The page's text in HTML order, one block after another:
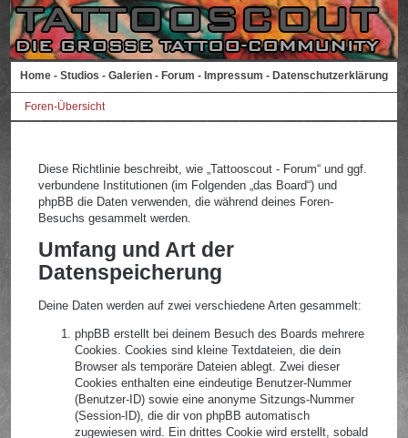
Home - Studios - Galerien - Forum - Impressum - Datenschutzerklärung
Foren-Übersicht
Diese Richtlinie beschreibt, wie „Tattooscout - Forum“ und ggf.
verbundene Institutionen (im Folgenden „das Board“) und
phpBB die Daten verwenden, die während deines Foren-
Besuchs gesammelt werden.
Umfang und Art der
Datenspeicherung
Deine Daten werden auf zwei verschiedene Arten gesammelt:
phpBB erstellt bei deinem Besuch des Boards mehrere
Cookies. Cookies sind kleine Textdateien, die dein
Browser als temporäre Dateien ablegt. Zwei dieser
Cookies enthalten eine eindeutige Benutzer-Nummer
(Benutzer-ID) sowie eine anonyme Sitzungs-Nummer
(Session-ID), die dir von phpBB automatisch
zugewiesen wird. Ein drittes Cookie wird erstellt, sobald